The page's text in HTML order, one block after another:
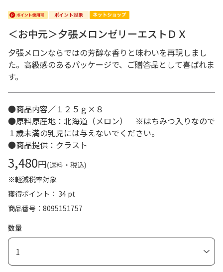
＜お中元＞夕張メロンゼリーエストＤＸ
夕張メロンならではの芳醇な香りと味わいを再現しまし
た。高級感のあるパッケージで、ご贈答品として喜ばれま
す。
●商品内容／１２５ｇ×８
●原料原産地：北海道（メロン） ※はちみつ入りなので
１歳未満の乳児には与えないでください。
●商品提供：クラスト
3,480円(送料・税込)
※軽減税率対象
獲得ポイント： 34 pt
商品番号
8095151757
数量
1